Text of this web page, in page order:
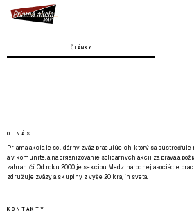
ČLÁNKY
O NÁS
Priama akcia je solidárny zväz pracujúcich, ktorý sa sústreďuje
a v komunite, a na organizovanie solidárnych akcií za práva a
zahraničí. Od roku 2000 je sekciou Medzinárodnej asociácie
združuje zväzy a skupiny z vyše 20 krajín sveta.
KONTAKTY